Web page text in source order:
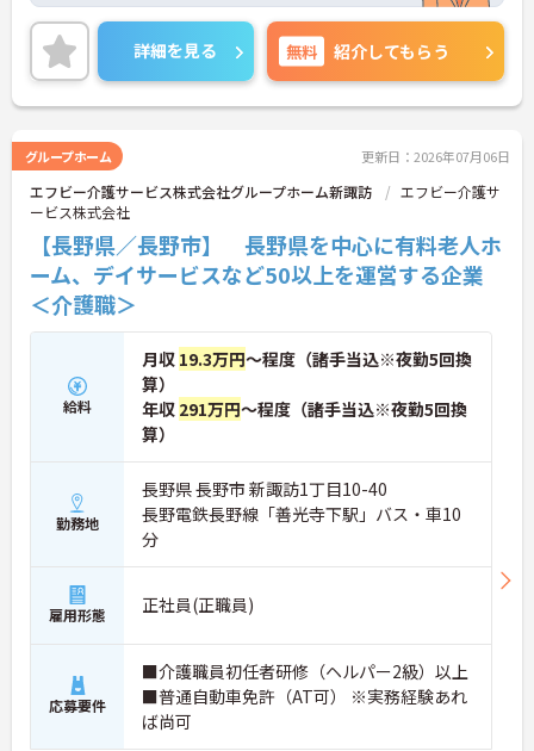
の職員が両立支援制度を利用しやすい職場風土を創
造できるよう取り組んでいます。ご興味ある方に
は、面接対策ポイントなど、さらに詳細をお話しい
たしますのでお気軽にご相談ください。
詳細を見る 無料 紹介してもらう
グループホーム 更新日：2026年07月06日
エフビー介護サービス株式会社グループホーム新諏訪
エフビー介護サ
ービス株式会社
【長野県／長野市】 長野県を中心に有料老人ホ
ーム、デイサービスなど50以上を運営する企業
＜介護職＞
給料
月収 19.3万円～程度（諸手当込※夜勤5回換
算）
年収 291万円～程度（諸手当込※夜勤5回換
算）
勤務地
長野県 長野市 新諏訪1丁目10-40
長野電鉄長野線「善光寺下駅」バス・車10
分
雇用形態 正社員(正職員)
応募要件
■介護職員初任者研修（ヘルパー2級）以上
■普通自動車免許（AT可） ※実務経験あれ
ば尚可